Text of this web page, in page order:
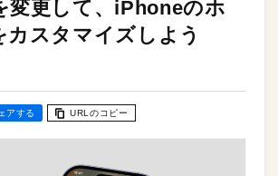
変更して、iPhoneのホ
カスタマイズしよう
アする URLのコピー